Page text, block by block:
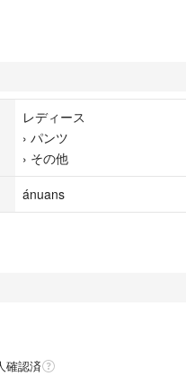
お願い致します
レディース
› パンツ
› その他
ánuans
確認済